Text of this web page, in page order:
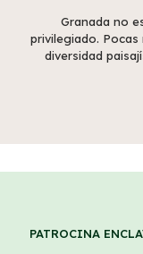
Granada no
privilegiado.
diversidad
PATROCINA